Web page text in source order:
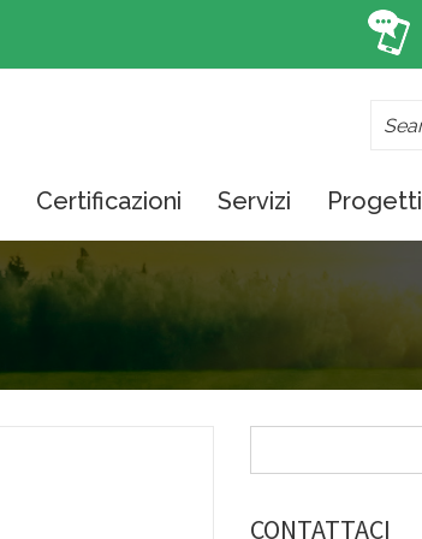
Certificazioni Servizi Progetti
CONTATTACI